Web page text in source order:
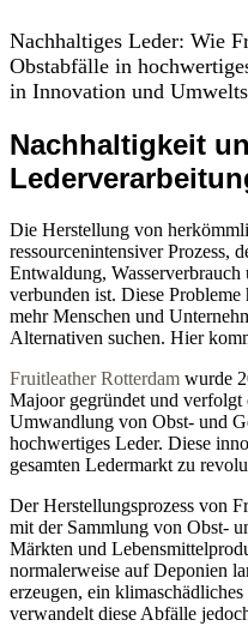
Nachhaltiges Leder: Wie
Obstabfälle in
in Innovation und
Nachhaltigkeit
Die Herstellung von
ressourcenintensiver Prozess,
Entwaldung,
verbunden ist. Diese
mehr Menschen und
Alternativen suchen. Hier
Fruitleather Rotterdam wurde
Majoor gegründet und
Umwandlung von Obst- und
hochwertiges Leder. Diese
gesamten Ledermarkt zu
Der Herstellungsprozess von
mit der Sammlung von Obst-
Märkten und
normalerweise auf Deponien
erzeugen, ein
verwandelt diese Abfälle